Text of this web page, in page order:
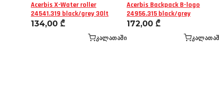
Acerbis X-Water roller
24541.319 black/grey 30lt
134,00 ₾
ᲙᲐᲚᲐᲗᲐᲨᲘ
Acerbis Backpack B-logo
24956.315 black/grey
172,00 ₾